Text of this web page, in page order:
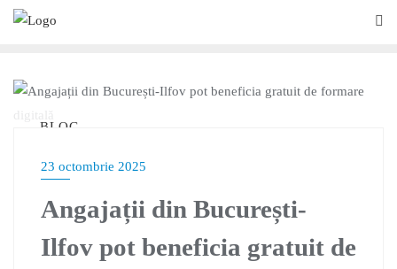
BLOG
23 octombrie 2025
Angajații din București-
Ilfov pot beneficia gratuit de